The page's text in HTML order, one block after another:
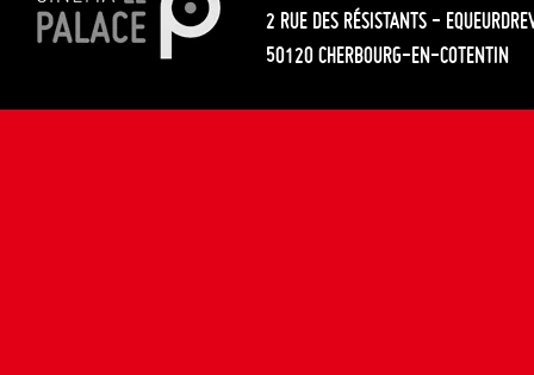
2 RUE DES RÉSISTANTS -
50120 CHERBOURG-EN-COTENTIN